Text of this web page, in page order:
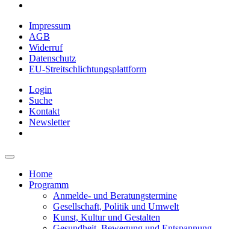
Impressum
AGB
Widerruf
Datenschutz
EU-Streitschlichtungsplattform
Login
Suche
Kontakt
Newsletter
Home
Programm
Anmelde- und Beratungstermine
Gesellschaft, Politik und Umwelt
Kunst, Kultur und Gestalten